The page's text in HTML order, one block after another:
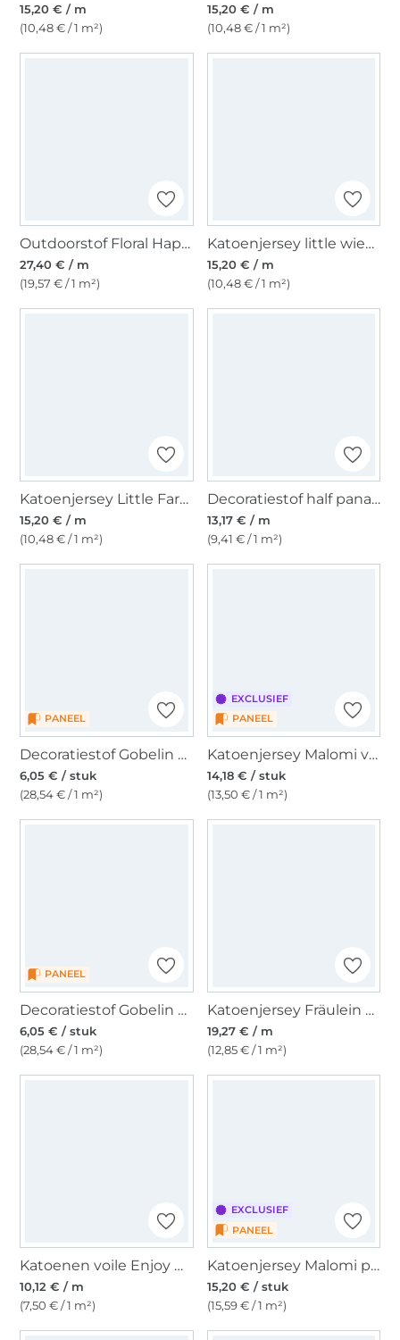
15,20 € / m
(10,48 € / 1 m²)
15,20 € / m
(10,48 € / 1 m²)
Outdoorstof Floral Happy Garden, petrol
27,40 € / m
(19,57 € / 1 m²)
Katoenjersey little wiener dog, zandkleurig
15,20 € / m
(10,48 € / 1 m²)
Katoenjersey Little Farm, beige
15,20 € / m
(10,48 € / 1 m²)
Decoratiestof half panama vissen, naturel
13,17 € / m
(9,41 € / 1 m²)
PANEEL
Decoratiestof Gobelin Fancy paneel Audrey Cat, 46 x 46 cm
6,05 € / stuk
(28,54 € / 1 m²)
EXCLUSIEF
PANEEL
Katoenjersey Malomi vuurdraak paneel 150 x 70 cm
14,18 € / stuk
(13,50 € / 1 m²)
PANEEL
Decoratiestof Gobelin Fancy paneel schildpad, 46 x 46 cm
6,05 € / stuk
(28,54 € / 1 m²)
Katoenjersey Fräulein von Julie Koeien, gebroken wit
19,27 € / m
(12,85 € / 1 m²)
Katoenen voile Enjoy Bright Horizon elephants, lichtfuchsia
10,12 € / m
(7,50 € / 1 m²)
EXCLUSIEF
PANEEL
Katoenjersey Malomi paneel sneeuwuil 150 x 65 cm
15,20 € / stuk
(15,59 € / 1 m²)